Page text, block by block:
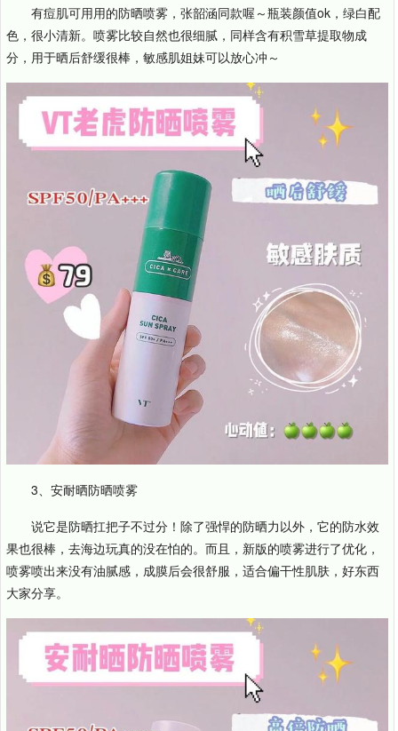
有痘肌可用用的防晒喷雾，张韶涵同款喔～瓶装颜值ok，绿白配
色，很小清新。喷雾比较自然也很细腻，同样含有积雪草提取物成
分，用于晒后舒缓很棒，敏感肌姐妹可以放心冲～
3、安耐晒防晒喷雾
说它是防晒扛把子不过分！除了强悍的防晒力以外，它的防水效
果也很棒，去海边玩真的没在怕的。而且，新版的喷雾进行了优化，
喷雾喷出来没有油腻感，成膜后会很舒服，适合偏干性肌肤，好东西
大家分享。